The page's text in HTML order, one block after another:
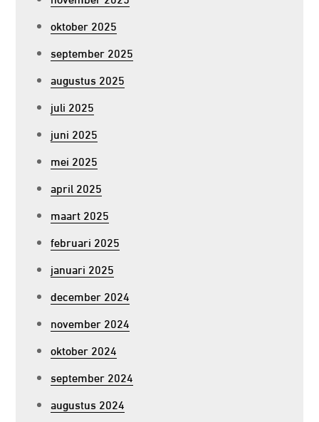
oktober 2025
september 2025
augustus 2025
juli 2025
juni 2025
mei 2025
april 2025
maart 2025
februari 2025
januari 2025
december 2024
november 2024
oktober 2024
september 2024
augustus 2024